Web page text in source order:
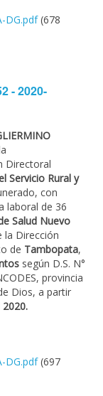
DG.pdf(678
- 2020-
Directoral
Servicio Rural y
con
laboral de 36
Salud Nuevo
la Dirección
de Tambopata,
según D.S. N°
provincia
Dios, a partir
DG.pdf(697